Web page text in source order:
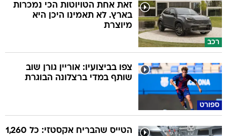
רכב
זאת אחת הטויוטות הכי נמכרות
בארץ. לא תאמינו היכן היא
מיוצרת
ספורט
צפו בביצועיו: אוריין גורן שוב
שותף במדי ברצלונה הבוגרת
הטייס שהבריח אקסטזי: כל 1,260